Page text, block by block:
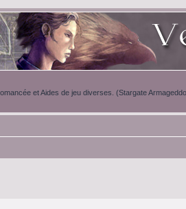
et Aides de jeu diverses. (Stargate